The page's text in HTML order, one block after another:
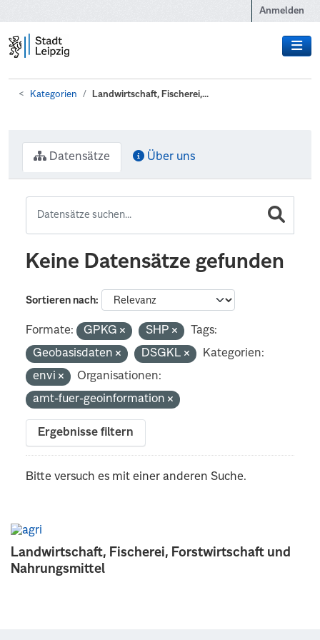
Anmelden
Kategorien Landwirtschaft, Fischerei,...
Landwirtschaft, Fischerei, Forstwirtschaft und
Nahrungsmittel
Datensätze Über uns
Keine Datensätze gefunden
Sortieren nach
Formate: GPKG SHP
Tags:
Geobasisdaten
DSGKL
Kategorien:
envi
Organisationen:
amt-fuer-geoinformation
Ergebnisse filtern
Bitte versuch es mit einer anderen Suche.